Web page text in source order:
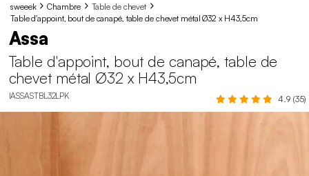
sweeek Chambre
Table de chevet
Table d'appoint, bout de canapé, table de chevet métal Ø32 x H43,5cm
Assa
Table d'appoint, bout de canapé, table de
chevet métal Ø32 x H43,5cm
IASSASTBL32LPK 4.9 (35)